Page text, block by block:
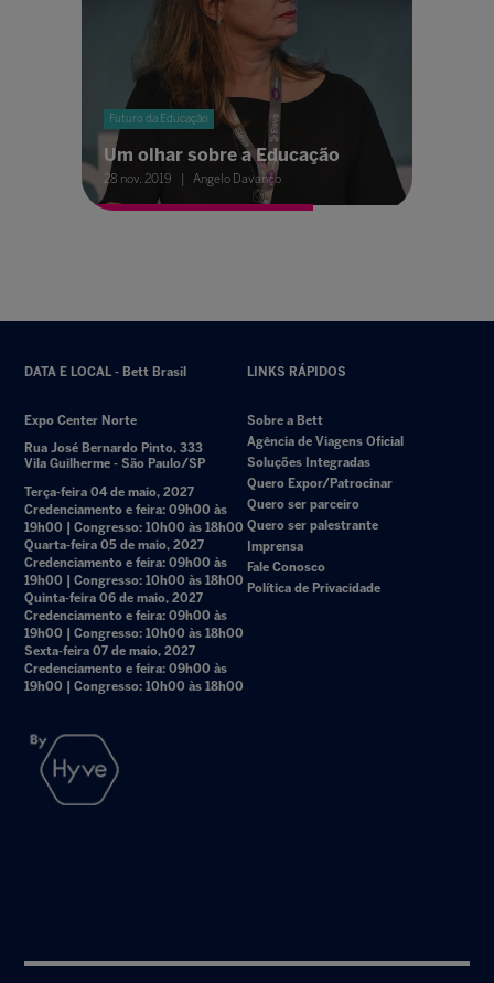
Futuro da Educação
Um olhar sobre a Educação
28 nov. 2019 Angelo Davanço
DATA E LOCAL - Bett Brasil
Expo Center Norte
Rua José Bernardo Pinto, 333
Vila Guilherme - São Paulo/SP
Terça-feira 04 de maio, 2027
Credenciamento e feira: 09h00 às
19h00 | Congresso: 10h00 às 18h00
Quarta-feira 05 de maio, 2027
Credenciamento e feira: 09h00 às
19h00 | Congresso: 10h00 às 18h00
Quinta-feira 06 de maio, 2027
Credenciamento e feira: 09h00 às
19h00 | Congresso: 10h00 às 18h00
Sexta-feira 07 de maio, 2027
Credenciamento e feira: 09h00 às
19h00 | Congresso: 10h00 às 18h00
LINKS RÁPIDOS
Sobre a Bett
Agência de Viagens Oficial
Soluções Integradas
Quero Expor/Patrocinar
Quero ser parceiro
Quero ser palestrante
Imprensa
Fale Conosco
Política de Privacidade